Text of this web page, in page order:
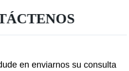
en enviarnos su consulta